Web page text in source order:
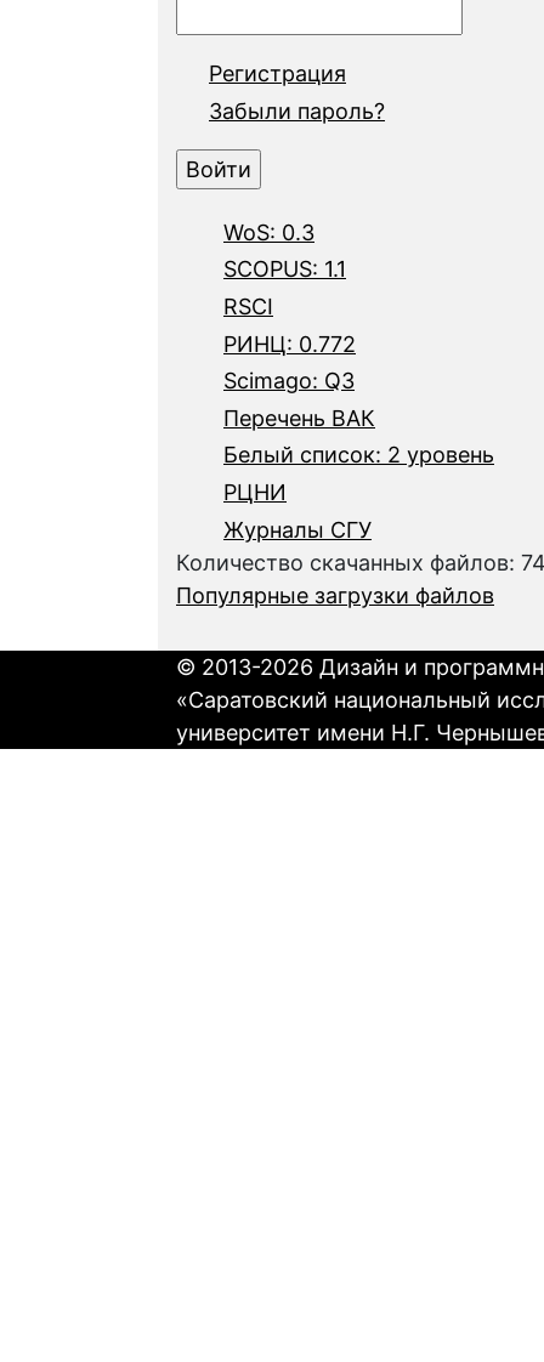
Регистрация
Забыли пароль?
WoS: 0.3
SCOPUS: 1.1
RSCI
РИНЦ: 0.772
Scimago: Q3
Перечень ВАК
Белый список: 2 уровень
РЦНИ
Журналы СГУ
Количество скачанных файлов:
Популярные загрузки файлов
© 2013-2026 Дизайн и
«Саратовский национальный
университет имени Н.Г.